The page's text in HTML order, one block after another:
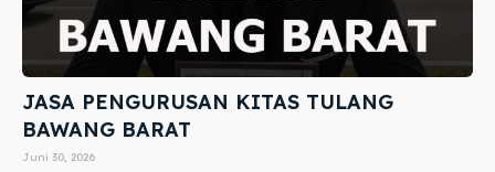
JASA PENGURUSAN KITAS TULANG
BAWANG BARAT
Juni 30, 2026